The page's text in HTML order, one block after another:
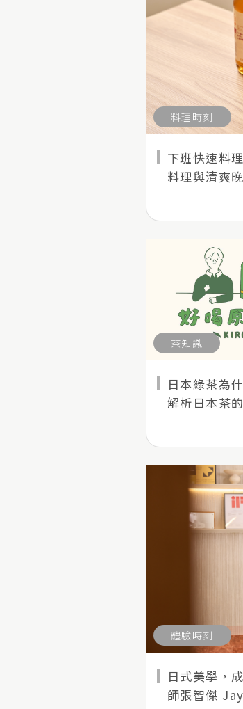
料理時刻
下班快速料
料理與清爽
茶知識
日本綠茶為
解析日本茶
體驗時刻
日式美學，
師張智傑